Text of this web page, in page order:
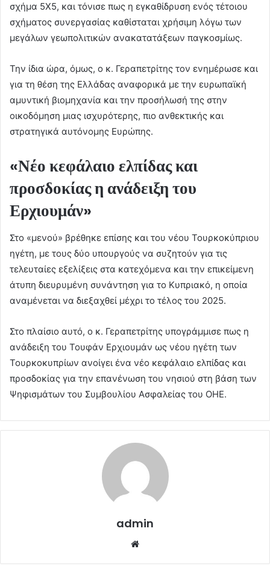
σχήμα 5Χ5, και τόνισε πως η εγκαθίδρυση ενός τέτοιου
σχήματος συνεργασίας καθίσταται χρήσιμη λόγω των
μεγάλων γεωπολιτικών ανακατατάξεων παγκοσμίως.
Την ίδια ώρα, όμως, ο κ. Γεραπετρίτης τον ενημέρωσε και
για τη θέση της Ελλάδας αναφορικά με την ευρωπαϊκή
αμυντική βιομηχανία και την προσήλωσή της στην
οικοδόμηση μιας ισχυρότερης, πιο ανθεκτικής και
στρατηγικά αυτόνομης Ευρώπης.
«Νέο κεφάλαιο ελπίδας και
προσδοκίας η ανάδειξη του
Ερχιουμάν»
Στο «μενού» βρέθηκε επίσης και του νέου Τουρκοκύπριου
ηγέτη, με τους δύο υπουργούς να συζητούν για τις
τελευταίες εξελίξεις στα κατεχόμενα και την επικείμενη
άτυπη διευρυμένη συνάντηση για το Κυπριακό, η οποία
αναμένεται να διεξαχθεί μέχρι το τέλος του 2025.
Στο πλαίσιο αυτό, ο κ. Γεραπετρίτης υπογράμμισε πως η
ανάδειξη του Τουφάν Ερχιουμάν ως νέου ηγέτη των
Τουρκοκυπρίων ανοίγει ένα νέο κεφάλαιο ελπίδας και
προσδοκίας για την επανένωση του νησιού στη βάση των
Ψηφισμάτων του Συμβουλίου Ασφαλείας του ΟΗΕ.
admin